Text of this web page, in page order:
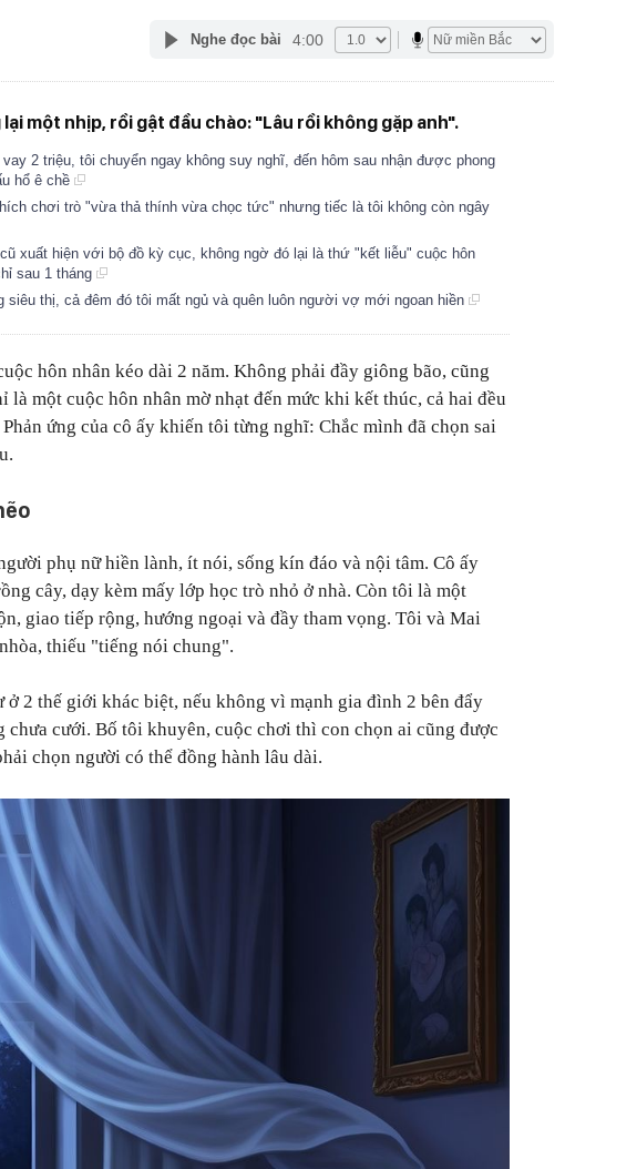
Nghe đọc bài 4:00
một nhịp, rồi gật đầu chào: "Lâu rồi không gặp anh".
2 triệu, tôi chuyển ngay không suy nghĩ, đến hôm sau nhận được phong
hổ ê chề
chơi trò "vừa thả thính vừa chọc tức" nhưng tiếc là tôi không còn ngây
xuất hiện với bộ đồ kỳ cục, không ngờ đó lại là thứ "kết liễu" cuộc hôn
sau 1 tháng
siêu thị, cả đêm đó tôi mất ngủ và quên luôn người vợ mới ngoan hiền
hôn nhân kéo dài 2 năm. Không phải đầy giông bão, cũng
là một cuộc hôn nhân mờ nhạt đến mức khi kết thúc, cả hai đều
ứng của cô ấy khiến tôi từng nghĩ: Chắc mình đã chọn sai
phụ nữ hiền lành, ít nói, sống kín đáo và nội tâm. Cô ấy
cây, dạy kèm mấy lớp học trò nhỏ ở nhà. Còn tôi là một
giao tiếp rộng, hướng ngoại và đầy tham vọng. Tôi và Mai
thiếu "tiếng nói chung".
ở 2 thế giới khác biệt, nếu không vì mạnh gia đình 2 bên đẩy
chưa cưới. Bố tôi khuyên, cuộc chơi thì con chọn ai cũng được
chọn người có thể đồng hành lâu dài.